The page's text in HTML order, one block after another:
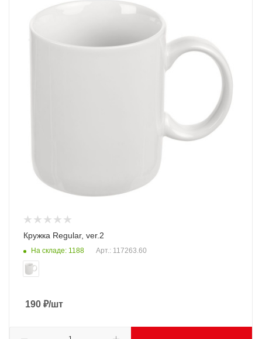
Кружка Regular, ver.2
На складе: 1188 Арт.: 117263.60
190 ₽/шт